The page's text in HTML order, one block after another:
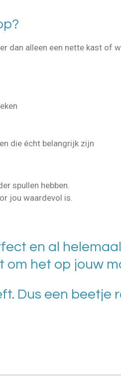
dan alleen een nette kast of
die écht belangrijk zijn
spullen hebben.
jou waardevol is.
en al
om het op jouw
Dus een beetje